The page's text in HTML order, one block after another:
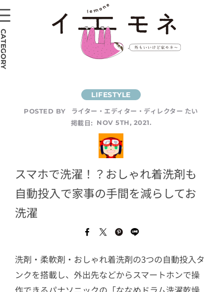
POSTED BY
ライター・エディター・ディレクター たい
掲載日:
NOV 5TH, 2021.
スマホで洗濯！？おしゃれ着洗剤も
自動投入で家事の手間を減らしてお
洗濯
洗剤・柔軟剤・おしゃれ着洗剤の3つの自動投入タ
ンクを搭載し、外出先などからスマートホンで操